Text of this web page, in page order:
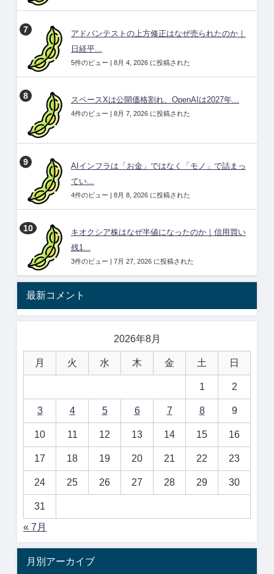
アドバンテストの上方修正はなぜ売られたのか｜
日経平...
5件のビュー | 8月 4, 2026 に投稿された
スペースXは公開価格割れ、OpenAIは2027年...
4件のビュー | 8月 7, 2026 に投稿された
AIインフラは「お金」ではなく「モノ」で詰まっ
てい...
4件のビュー | 8月 8, 2026 に投稿された
キオクシア株はなぜ半値になったのか｜信用買い
残1...
3件のビュー | 7月 27, 2026 に投稿された
最新コメント
2026年8月
月 火 水 木 金 土 日
1 2
3 4 5 6 7 8 9
10 11 12 13 14 15 16
17 18 19 20 21 22 23
24 25 26 27 28 29 30
31
« 7月
月別アーカイブ